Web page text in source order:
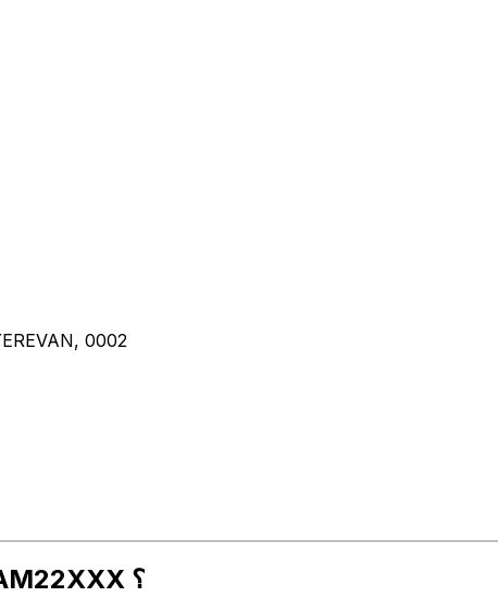
0002
متى يجب أن أستخدم ARMCAM22XXX ؟